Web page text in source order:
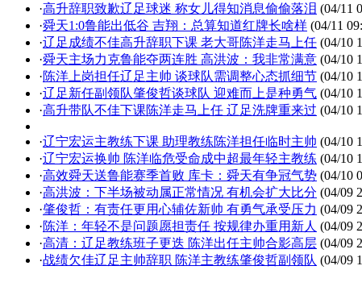
·高升辞职致歉辽足球迷 称女儿得知消息偷偷落泪 (04/11
·舜天1:0鲁能出低谷 吉翔：总算知道红牌长啥样 (04/11
·辽足成绩不佳高升辞职下课 老大哥陈洋走马上任 (04/10
·舜天主场力克鲁能夺两连胜 高洪波：我非常满意 (04/10
·陈洋上岗担任辽足主帅 谈球队需调整心态抓细节 (04/10
·辽足新任副领队肇俊哲谈球队 迎难而上是种勇气 (04/10
·高升带队不佳下课陈洋走马上任 辽足洗牌重来过 (04/10
·辽宁宏运主教练下课 助理教练陈洋担任临时主帅 (04/10
·辽宁宏运换帅 陈洋临危受命成中超最年轻主教练 (04/10
·高效舜天送鲁能赛季首败 库卡：舜天有争冠气势 (04/10
·高洪波：下半场被动属正常情况 有机会扩大比分 (04/09
·肇俊哲：有责任更用心辅佐新帅 有勇气承受压力 (04/09
·陈洋：年轻不是问题愿担责任 按规律办重用新人 (04/09
·高清：辽足教练班子更迭 陈洋出任主帅合影高层 (04/09
·战绩欠佳辽足主帅辞职 陈洋主教练肇俊哲副领队 (04/09